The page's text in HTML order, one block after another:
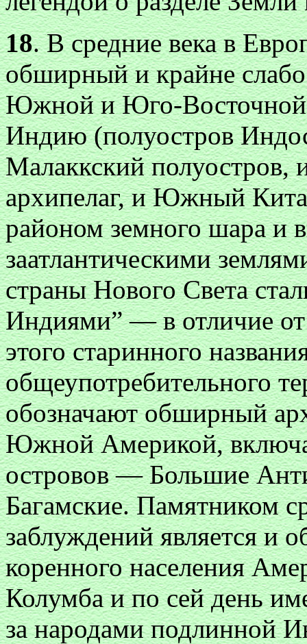
18. В средние века в
обширный и крайне
Южной и Юго-Восточной
Индию (полуостров
Малаккский
архипелаг, и Южный
районом земного шара и
заатлантическими
страны Нового Света
Индиями” — в отличие
этого старинного
общеупотребительного
обозначают обширный
Южной Америкой,
островов — Большие
Багамские. Памятником
заблуждений является и
коренного населения
Колумба и по сей день
за народами подлинной